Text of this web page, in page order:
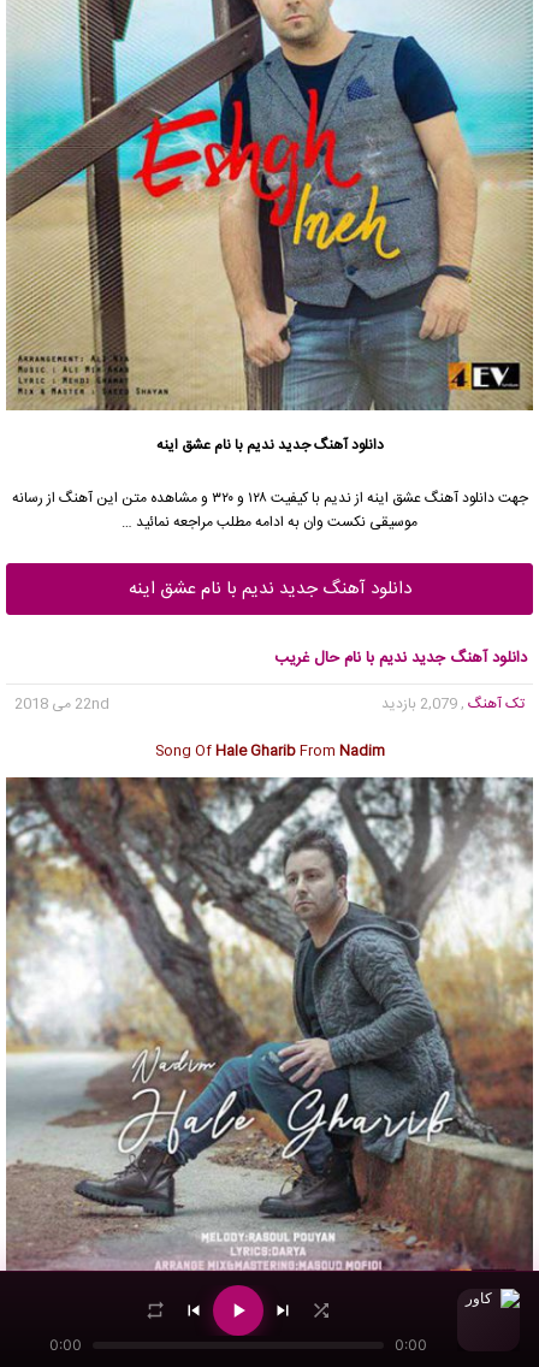
دانلود آهنگ جدیدندیمبا نام عشق اینه
جهت دانلود آهنگ عشق اینه ازندیم
با کیفیت ۱۲۸ و ۳۲۰ و مشاهده متن این آهنگ از رسانه
موسیقی نکست وان به ادامه مطلب مراجعه نمائید …
دانلود آهنگ جدید ندیم با نام عشق اینه
دانلود آهنگ جدید ندیم با نام حال غریب
تک آهنگ , 2,079 بازدید
22nd می 2018
Song OfHale GharibFrom Nadim
ندیمبا نام حال غریب
0:00
0:00